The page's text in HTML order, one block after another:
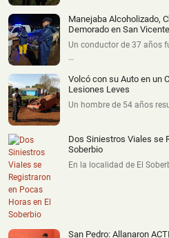
Manejaba Alcoholizado,
Demorado en San Vicente
Un conductor de 37 años
…
Volcó con su Auto en un
Lesiones Leves
Un hombre de 54 años
Dos Siniestros Viales se
Soberbio
En la localidad de El
San Pedro: Allanaron